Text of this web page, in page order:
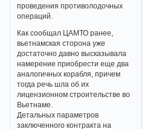
проведения противолодочных
операций.
Как сообщал ЦАМТО ранее,
вьетнамская сторона уже
достаточно давно высказывала
намерение приобрести еще два
аналогичных корабля, причем
тогда речь шла об их
лицензионном строительстве во
Вьетнаме.
Детальных параметров
заключенного контракта на